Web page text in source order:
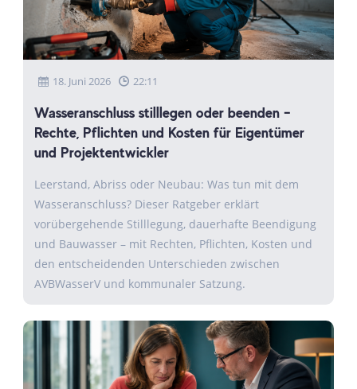
18. Juni 2026 22:11
Wasseranschluss stilllegen oder beenden –
Rechte, Pflichten und Kosten für Eigentümer
und Projektentwickler
Leerstand, Abriss oder Neubau: Was tun mit dem
Wasseranschluss? Dieser Ratgeber erklärt
vorübergehende Stilllegung, dauerhafte Beendigung
und Bauwasser – mit Rechten, Pflichten, Kosten und
den entscheidenden Unterschieden zwischen
AVBWasserV und kommunaler Satzung.